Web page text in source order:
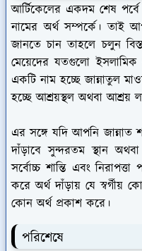
আর্টিকেলের একদম শেষ
নামের অর্থ সম্পর্কে। তাই
জানতে চান তাহলে চলুন
মেয়েদের যতগুলো
একটি নাম হচ্ছে জান্নাতুল
হচ্ছে আশ্রয়স্থল অথবা আশ্রয়
এর সঙ্গে যদি আপনি জান্নাত
দাঁড়াবে সুন্দরতম স্থান
সর্বোচ্চ শান্তি এবং
করে অর্থ দাঁড়ায় যে স্বর্গীয়
কোন অর্থ প্রকাশ করে।
পরিশেষে